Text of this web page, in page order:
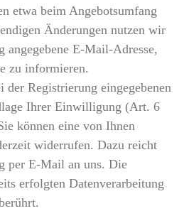
etwa beim Angebotsumfang
Änderungen nutzen wir
angegebene E-Mail-Adresse,
zu informieren.
der Registrierung eingegebenen
Ihrer Einwilligung (Art. 6
können eine von Ihnen
widerrufen. Dazu reicht
per E-Mail an uns. Die
erfolgten Datenverarbeitung